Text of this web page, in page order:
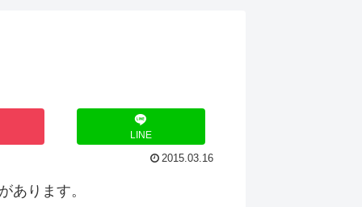
LINE
2015.03.16
あります。